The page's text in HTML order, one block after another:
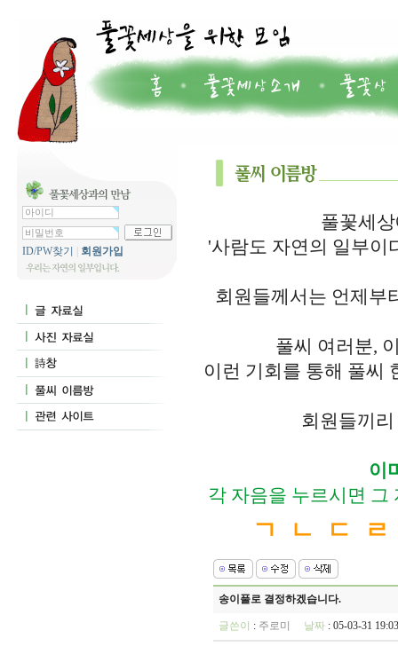
ID/PW찾기 회원가입
풀꽃세
'사람도 자연의 일부이
회원들께서는 언제부
풀씨 여러분,
이런 기회를 통해 풀씨
회원들끼
이
각 자음을 누르시면 그
ㄱ ㄴ ㄷ ㄹ
송이풀로 결정하겠습니다.
글쓴이 : 주로미 날짜: 05-03-31